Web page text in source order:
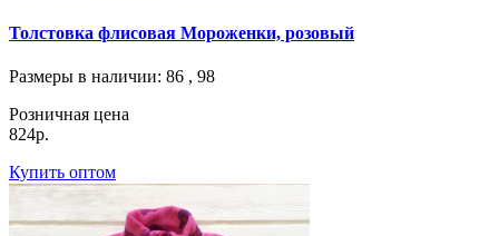
Толстовка флисовая Мороженки, розовый
Размеры в наличии: 86 , 98
Розничная цена
824р.
Купить оптом